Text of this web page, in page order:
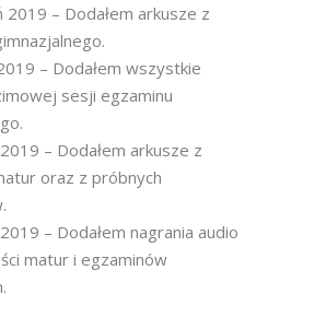
– Dodałem arkusze z
– Dodałem wszystkie
sesji egzaminu
– Dodałem arkusze z
oraz z próbnych
– Dodałem nagrania audio
matur i egzaminów